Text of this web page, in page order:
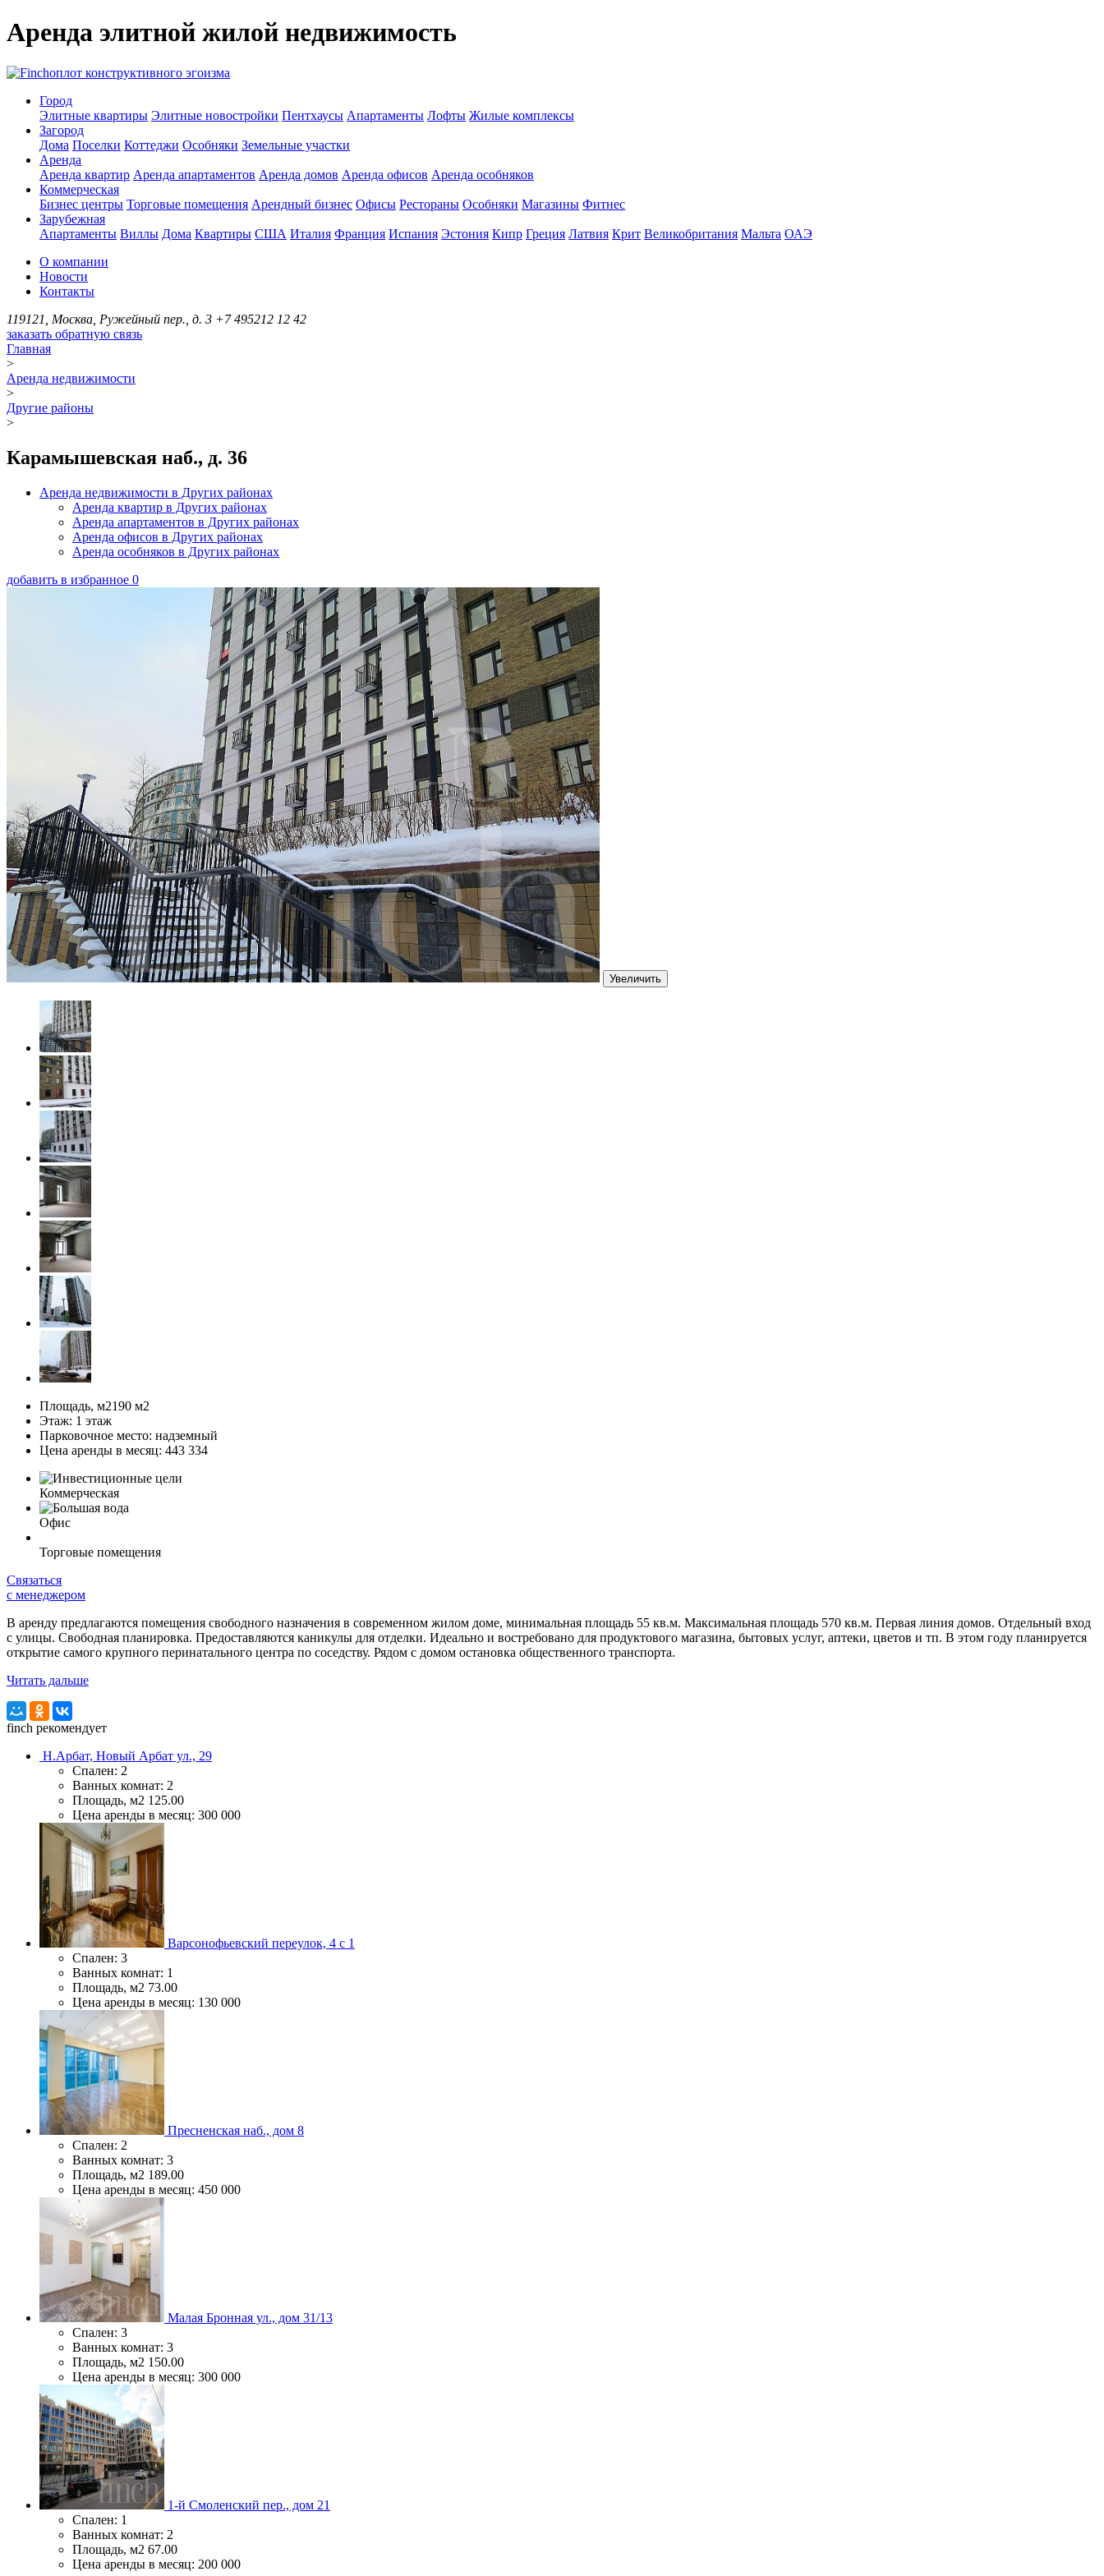
Аренда элитной жилой недвижимость
оплот конструктивного эгоизма
Город
Элитные квартиры Элитные новостройки Пентхаусы Апартаменты Лофты Жилые комплексы
Загород
Дома Поселки Коттеджи Особняки Земельные участки
Аренда
Аренда квартир Аренда апартаментов Аренда домов Аренда офисов Аренда особняков
Коммерческая
Бизнес центры Торговые помещения Арендный бизнес Офисы Рестораны Особняки Магазины Фитнес
Зарубежная
Апартаменты Виллы Дома Квартиры США Италия Франция Испания Эстония Кипр Греция Латвия Крит Великобритания Мальта ОАЭ
О компании
Новости
Контакты
119121, Москва, Ружейный пер., д. 3 +7 495212 12 42
заказать обратную связь
Главная
>
Аренда недвижимости
>
Другие районы
>
Карамышевская наб., д. 36
Аренда недвижимости в Других районах
Аренда квартир в Других районах
Аренда апартаментов в Других районах
Аренда офисов в Других районах
Аренда особняков в Других районах
добавить в избранное 0
Увеличить
Площадь, м2190 м2
Этаж: 1 этаж
Парковочное место: надземный
Цена аренды в месяц: 443 334
Коммерческая
Офис
Торговые помещения
Связаться
с менеджером
В аренду предлагаются помещения свободного назначения в современном жилом доме, минимальная площадь 55 кв.м. Максимальная площадь 570 кв.м. Первая линия домов. Отдельный вход
с улицы. Свободная планировка. Предоставляются каникулы для отделки. Идеально и востребовано для продуктового магазина, бытовых услуг, аптеки, цветов и тп. В этом году планируется
открытие самого крупного перинатального центра по соседству. Рядом с домом остановка общественного транспорта.
Читать дальше
finch рекомендует
Н.Арбат, Новый Арбат ул., 29
Спален: 2
Ванных комнат: 2
Площадь, м2 125.00
Цена аренды в месяц: 300 000
Варсонофьевский переулок, 4 c 1
Спален: 3
Ванных комнат: 1
Площадь, м2 73.00
Цена аренды в месяц: 130 000
Пресненская наб., дом 8
Спален: 2
Ванных комнат: 3
Площадь, м2 189.00
Цена аренды в месяц: 450 000
Малая Бронная ул., дом 31/13
Спален: 3
Ванных комнат: 3
Площадь, м2 150.00
Цена аренды в месяц: 300 000
1-й Смоленский пер., дом 21
Спален: 1
Ванных комнат: 2
Площадь, м2 67.00
Цена аренды в месяц: 200 000